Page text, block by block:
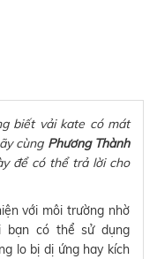
biết vải kate có mát
cùng Phương Thành
để có thể trả lời cho
với môi trường nhờ
bạn có thể sử dụng
lo bị dị ứng hay kích